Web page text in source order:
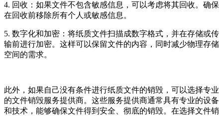
4. 回收：如果文件不包含敏感信息，可以考虑将其回收。确保
在回收前移除所有个人或敏感信息。
5. 数字化和加密：将纸质文件扫描成数字格式，并在存储或传
输前进行加密。这样可以保留文件的内容，同时减少物理存储
空间的需求。
此外，如果自己没有条件进行纸质文件的销毁，可以选择专业
的文件销毁服务提供商。这些服务提供商通常具有专业的设备
和技术，能够确保文件得到安全、彻底的销毁。在选择文件销